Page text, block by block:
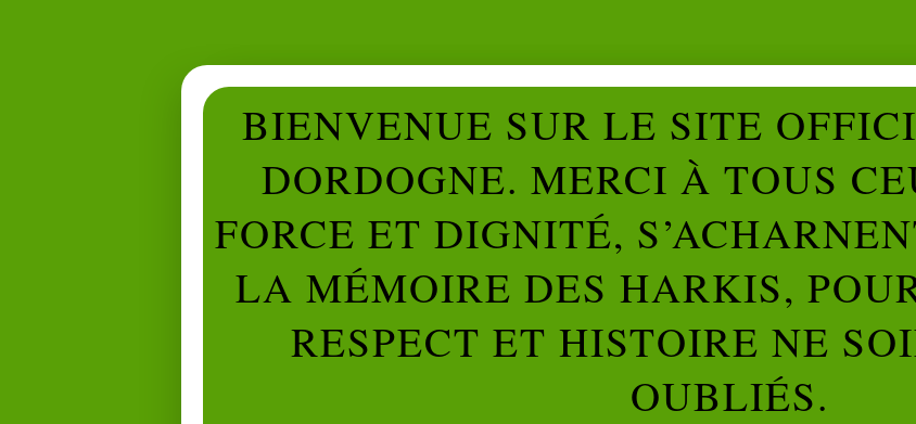
BIENVENUE SUR LE SITE
DORDOGNE. MERCI À TOUS
FORCE ET DIGNITÉ,
LA MÉMOIRE DES HARKIS,
RESPECT ET HISTOIRE NE
OUBLIÉS.